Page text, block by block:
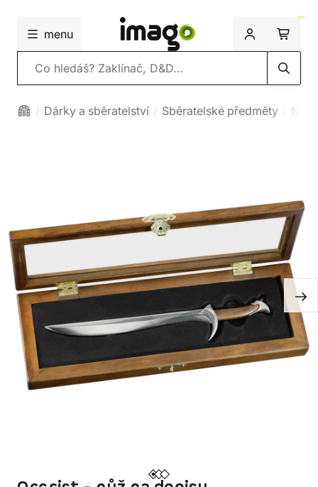
menu
Vyhledávání
Dárky a sběratelství Sběratelské předměty